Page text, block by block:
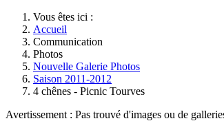
Vous êtes ici :
Accueil
Communication
Photos
Nouvelle Galerie Photos
Saison 2011-2012
4 chênes - Picnic Tourves
Avertissement : Pas trouvé d'images ou de